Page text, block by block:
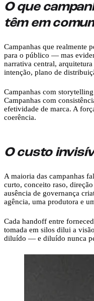
O que
têm em
Campanhas que realmente
para o público — mas
narrativa central,
intenção, plano de
Campanhas com
Campanhas com
efetividade de marca. A
coerência.
O custo
A maioria das campanhas
curto, conceito raso,
ausência de governança
agência, uma produtora e
Cada handoff entre
tomada em silos dilui a
diluído — e diluído nunca